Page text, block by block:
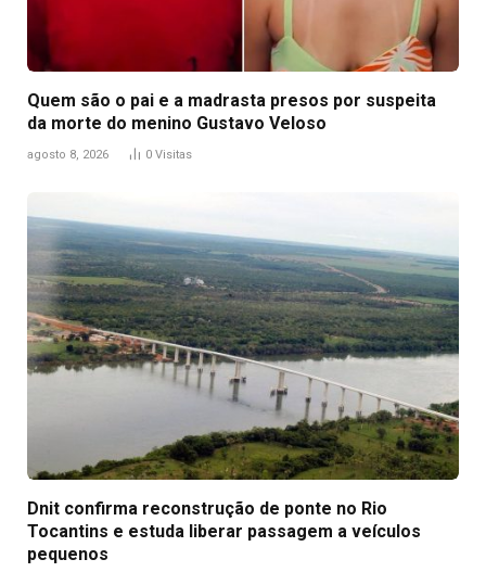
Quem são o pai e a madrasta presos por suspeita
da morte do menino Gustavo Veloso
agosto 8, 2026 0 Visitas
Dnit confirma reconstrução de ponte no Rio
Tocantins e estuda liberar passagem a veículos
pequenos